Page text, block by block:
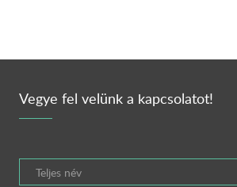
Vegye fel velünk a kapcsolatot!